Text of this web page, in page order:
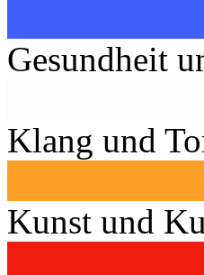
Gesundheit
Klang und
Kunst und